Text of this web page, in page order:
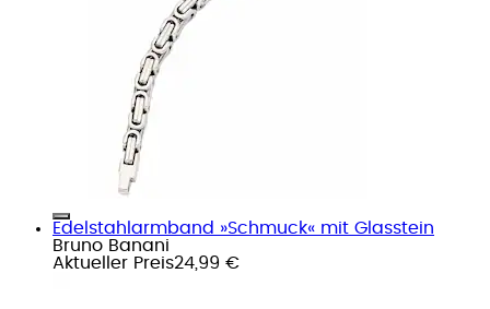
Edelstahlarmband »Schmuck« mit Glasstein
Bruno Banani
Aktueller Preis24,99 €